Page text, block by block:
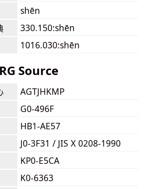
shēn
330.150:shēn
1016.030:shēn
Source
AGTJHKMP
G0-496F
HB1-AE57
J0-3F31 / JIS X 0208-1990
KP0-E5CA
K0-6363